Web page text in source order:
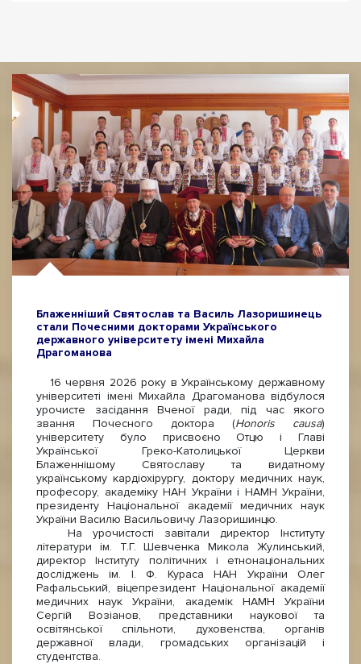
Блаженніший Святослав та Василь Лазоришинець
стали Почесними докторами Українського
державного університету імені Михайла
Драгоманова
16 червня 2026 року в Українському державному
університеті імені Михайла Драгоманова відбулося
урочисте засідання Вченої ради, під час якого
звання Почесного доктора (Honoris causa)
університету було присвоєно Отцю і Главі
Української Греко-Католицької Церкви
Блаженнішому Святославу та видатному
українському кардіохірургу, доктору медичних наук,
професору, академіку НАН України і НАМН України,
президенту Національної академії медичних наук
України Василю Васильовичу Лазоришинцю.
На урочистості завітали директор Інституту
літератури ім. Т.Г. Шевченка Микола Жулинський,
директор Інституту політичних і етнонаціональних
досліджень ім. І. Ф. Кураса НАН України Олег
Рафальський, віцепрезидент Національної академії
медичних наук України, академік НАМН України
Сергій Возіанов, представники наукової та
освітянської спільноти, духовенства, органів
державної влади, громадських організацій і
студентства.